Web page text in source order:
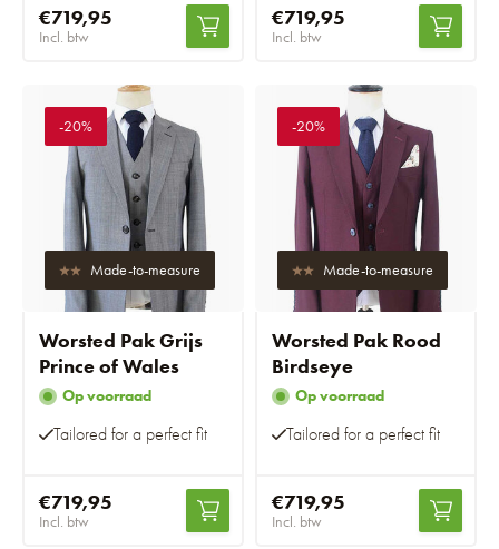
€719,95
Incl. btw
€719,95
Incl. btw
-20%
Made-to-measure
Worsted Pak Grijs
Prince of Wales
Op voorraad
Tailored for a perfect fit
€719,95
Incl. btw
-20%
Made-to-measure
Worsted Pak Rood
Birdseye
Op voorraad
Tailored for a perfect fit
€719,95
Incl. btw